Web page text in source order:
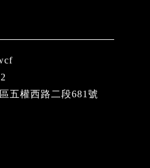
五權西路二段681號